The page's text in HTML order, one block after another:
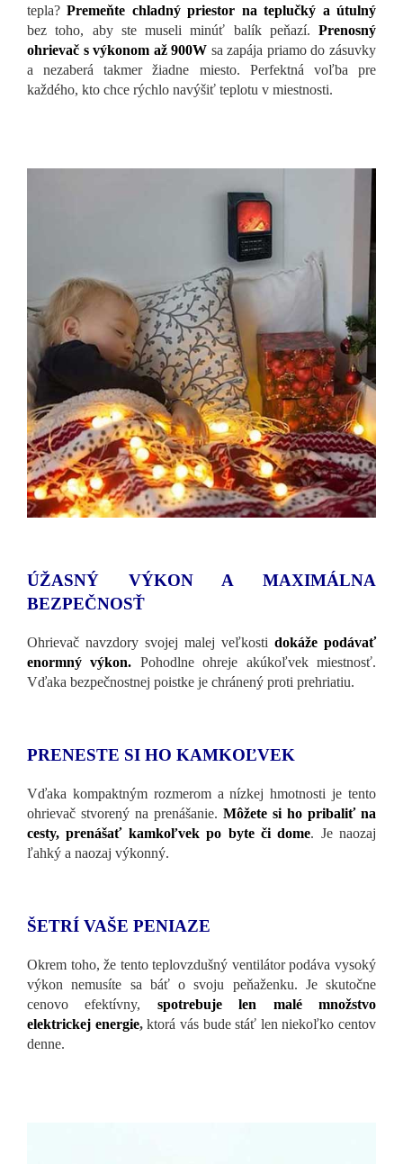
tepla?Premeňte chladný priestor na teplučký a útulný
bez toho, aby ste museli minúť balík peňazí. Prenosný
ohrievač s výkonom až 900W sa zapája priamo do zásuvky
a nezaberá takmer žiadne miesto. Perfektná voľba pre
každého, kto chce rýchlo navýšiť teplotu v miestnosti.
ÚŽASNÝ VÝKON A MAXIMÁLNA
BEZPEČNOSŤ
Ohrievač navzdory svojej malej veľkosti dokáže podávať
enormný výkon. Pohodlne ohreje akúkoľvek miestnosť.
Vďaka bezpečnostnej poistke je chránený proti prehriatiu.
PRENESTE SI HO KAMKOĽVEK
Vďaka kompaktným rozmerom a nízkej hmotnosti je tento
ohrievač stvorený na prenášanie. Môžete si ho pribaliť na
cesty, prenášať kamkoľvek po byte či dome. Je naozaj
ľahký a naozaj výkonný.
ŠETRÍ VAŠE PENIAZE
Okrem toho, že tento teplovzdušný ventilátor podáva vysoký
výkon nemusíte sa báť o svoju peňaženku. Je skutočne
cenovo efektívny, spotrebuje len malé množstvo
elektrickej energie,ktorá vás bude stáť len niekoľko centov
denne.